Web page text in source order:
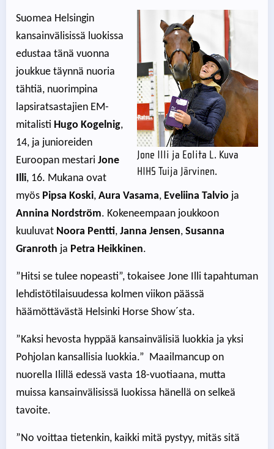
Jone Illi ja Eolita L. Kuva
HIHS Tuija Järvinen.
Suomea Helsingin
kansainvälisissä luokissa
edustaa tänä vuonna
joukkue täynnä nuoria
tähtiä, nuorimpina
lapsiratsastajien EM-
mitalisti Hugo Kogelnig,
14, ja junioreiden
Euroopan mestari Jone
Illi, 16. Mukana ovat
myös Pipsa Koski, Aura Vasama, Eveliina Talvio ja
Annina Nordström. Kokeneempaan joukkoon
kuuluvat Noora Pentti, Janna Jensen, Susanna
Granroth ja Petra Heikkinen.
”Hitsi se tulee nopeasti”, tokaisee Jone Illi tapahtuman
lehdistötilaisuudessa kolmen viikon päässä
häämöttävästä Helsinki Horse Show´sta.
”Kaksi hevosta hyppää kansainvälisiä luokkia ja yksi
Pohjolan kansallisia luokkia.” Maailmancup on
nuorella Ilillä edessä vasta 18-vuotiaana, mutta
muissa kansainvälisissä luokissa hänellä on selkeä
tavoite.
”No voittaa tietenkin, kaikki mitä pystyy, mitäs sitä